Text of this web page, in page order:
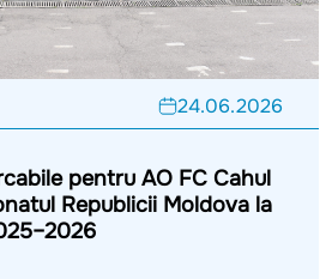
24.06.2026
pentru AO FC Cahul
Republicii Moldova la